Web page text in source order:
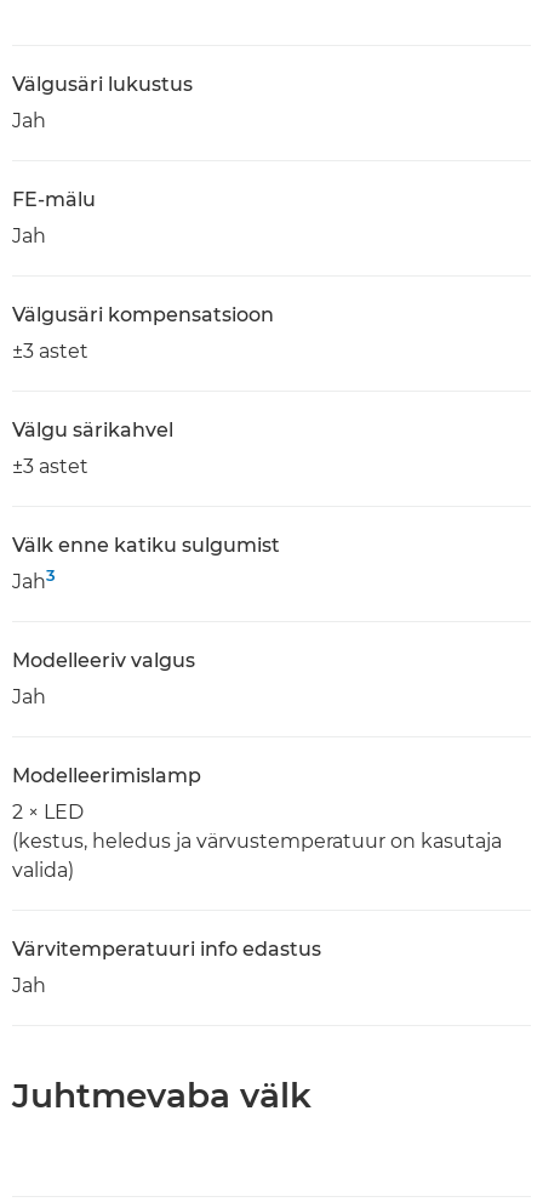
Välgusäri lukustus
Jah
FE-mälu
Jah
Välgusäri kompensatsioon
±3 astet
Välgu särikahvel
±3 astet
Välk enne katiku sulgumist
Jah3
Modelleeriv valgus
Jah
Modelleerimislamp
2 × LED
(kestus, heledus ja värvustemperatuur on kasutaja
valida)
Värvitemperatuuri info edastus
Jah
Juhtmevaba välk